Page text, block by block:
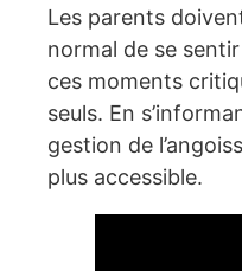
Les parents
normal de se
ces moments
seuls. En
gestion de
plus accessible.